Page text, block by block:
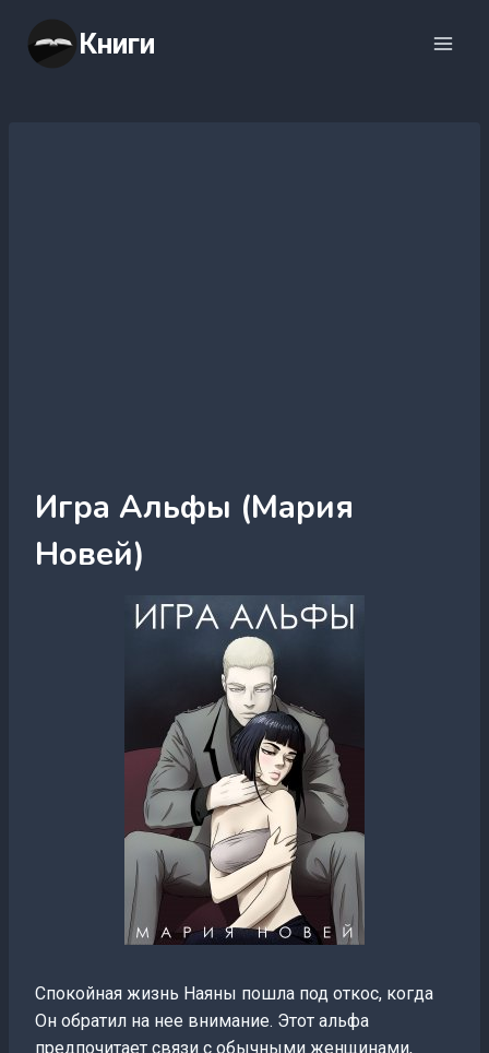
содержимому
Книги
Игра Альфы (Мария
Новей)
Спокойная жизнь Наяны пошла под откос, когда
Он обратил на нее внимание. Этот альфа
предпочитает связи с обычными женщинами,